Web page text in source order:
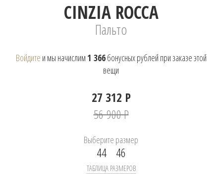
CINZIA ROCCA
Пальто
Войдите и мы начислим 1 366бонусных рублей при заказе этой
вещи
27 312 Р
56 900 Р
Выберите размер
44 46
ТАБЛИЦА РАЗМЕРОВ